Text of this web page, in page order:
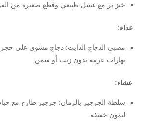
خبز بر مع عسل طبيعي وقطع صغيرة من
غداء:
مضبي الدجاج الدايت: دجاج مشوي على حجر
بهارات عربية بدون زيت أو سمن.
عشاء:
سلطة الجرجير بالرمان: جرجير طازج مع
ليمون خفيفة.